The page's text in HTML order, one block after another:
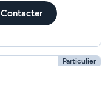
Contacter
Particulier